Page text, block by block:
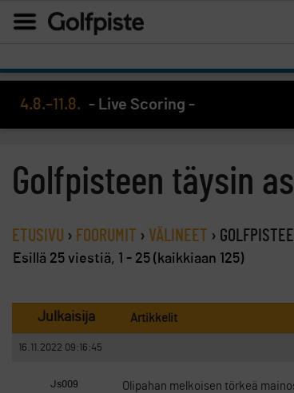
4.8.–11.8. - Live Scoring -
Golfpisteen täysin
ETUSIVU › FOORUMIT › VÄLINEET ›
Esillä 25 viestiä, 1 - 25 (kaikkiaan 125)
Julkaisija Artikkelit
16.11.2022 09:16:45
Js009
Olipahan melkoisen törkeä